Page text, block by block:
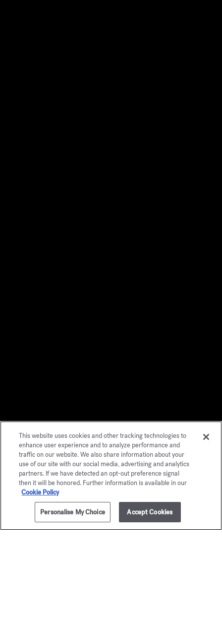
This website uses cookies and other tracking technologies to
enhance user experience and to analyze performance and
traffic on our website. We also share information about your
use of our site with our social media, advertising and analytics
partners. If we have detected an opt-out preference signal
then it will be honored. Further information is available in our
Cookie Policy
Personalise My Choice Accept Cookies